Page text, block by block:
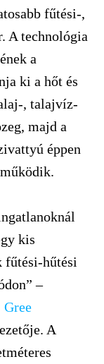
fűtési-,
A technológia
a
ki a hőt és
, talajvíz-
majd a
éppen
kis
fűtési-hűtési
–
Gree
A